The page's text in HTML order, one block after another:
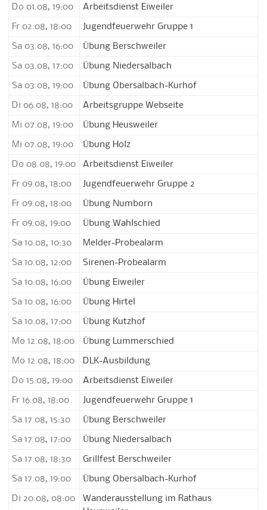
Do 01.08, 19:00 Arbeitsdienst Eiweiler
Fr 02.08, 18:00 Jugendfeuerwehr Gruppe 1
Sa 03.08, 16:00 Übung Berschweiler
Sa 03.08, 17:00 Übung Niedersalbach
Sa 03.08, 19:00 Übung Obersalbach-Kurhof
Di 06.08, 18:00 Arbeitsgruppe Webseite
Mi 07.08, 19:00 Übung Heusweiler
Mi 07.08, 19:00 Übung Holz
Do 08.08, 19:00 Arbeitsdienst Eiweiler
Fr 09.08, 18:00 Jugendfeuerwehr Gruppe 2
Fr 09.08, 18:00 Übung Numborn
Fr 09.08, 19:00 Übung Wahlschied
Sa 10.08, 10:30 Melder-Probealarm
Sa 10.08, 12:00 Sirenen-Probealarm
Sa 10.08, 16:00 Übung Eiweiler
Sa 10.08, 16:00 Übung Hirtel
Sa 10.08, 17:00 Übung Kutzhof
Mo 12.08, 18:00 Übung Lummerschied
Mo 12.08, 18:00 DLK-Ausbildung
Do 15.08, 19:00 Arbeitsdienst Eiweiler
Fr 16.08, 18:00 Jugendfeuerwehr Gruppe 1
Sa 17.08, 15:30 Übung Berschweiler
Sa 17.08, 17:00 Übung Niedersalbach
Sa 17.08, 18:30 Grillfest Berschweiler
Sa 17.08, 19:00 Übung Obersalbach-Kurhof
Di 20.08, 08:00
Wanderausstellung im Rathaus